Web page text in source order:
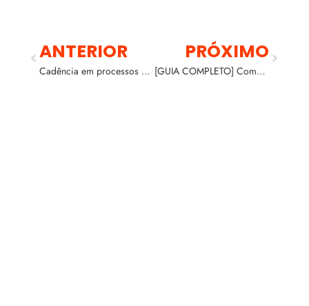
ANTERIOR
Cadência em processos comerciais: o que é e sua importância
PRÓXIMO
[GUIA COMPLETO] Como criar o seu Funil de Vendas B2B + Dicas